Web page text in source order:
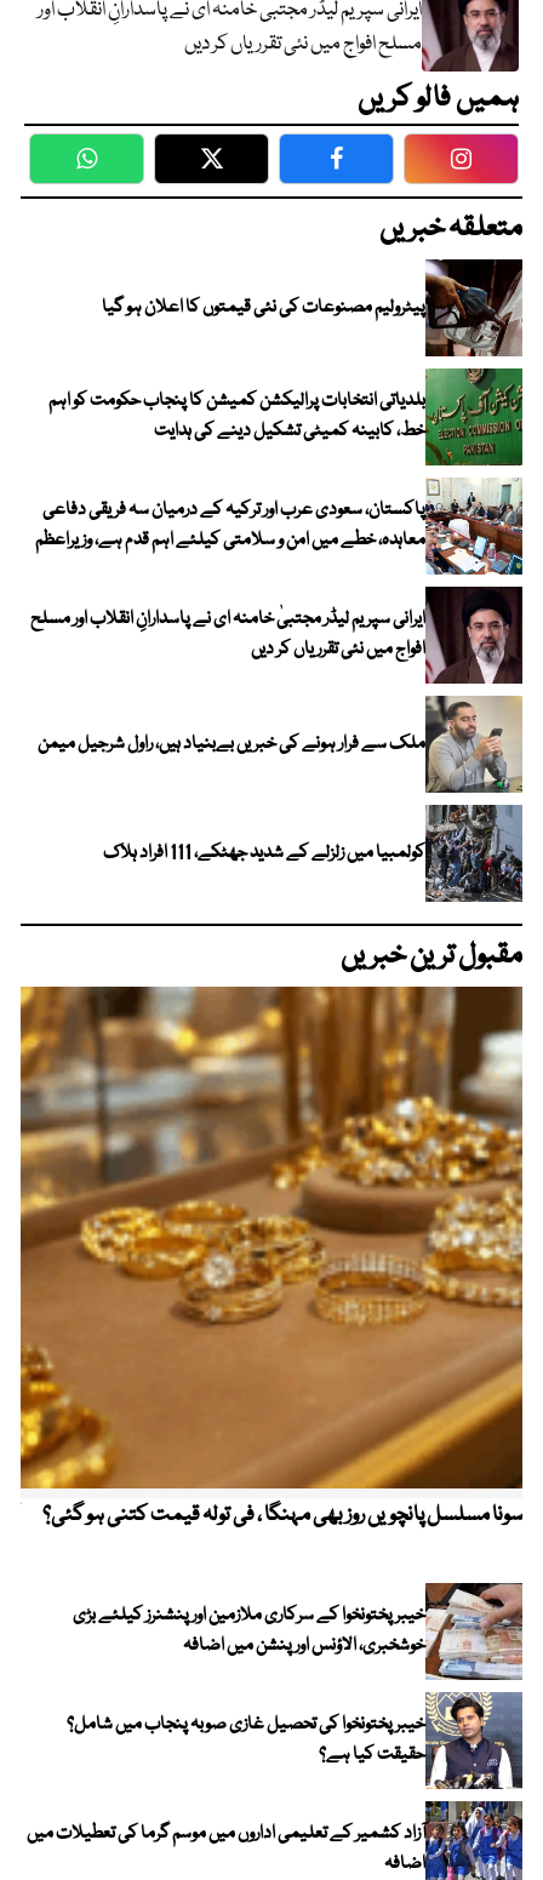
ایرانی سپریم لیڈر مجتبیٰ خامنہ ای نے پاسدارانِ انقلاب اور
مسلح افواج میں نئی تقرریاں کر دیں
ہمیں فالو کریں
WhatsApp Twitter Facebook
متعلقہ خبریں
پیٹرولیم مصنوعات کی نئی قیمتوں کا اعلان ہو گیا
بلدیاتی انتخابات پرالیکشن کمیشن کا پنجاب حکومت کو اہم
خط، کابینہ کمیٹی تشکیل دینے کی ہدایت
پاکستان، سعودی عرب اور ترکیہ کے درمیان سہ فریقی دفاعی
معاہدہ، خطے میں امن و سلامتی کیلئے اہم قدم ہے، وزیراعظم
ایرانی سپریم لیڈر مجتبیٰ خامنہ ای نے پاسدارانِ انقلاب اور مسلح
افواج میں نئی تقرریاں کر دیں
ملک سے فرار ہونے کی خبریں بےبنیاد ہیں، راول شرجیل میمن
کولمبیا میں زلزلے کے شدید جھٹکے، 111 افراد ہلاک
مقبول ترین خبریں
سونا مسلسل پانچویں روز بھی مہنگا ، فی تولہ قیمت کتنی ہو گئی؟
خیبرپختونخوا کے سرکاری ملازمین اور پنشنرز کیلئے بڑی
خوشخبری، الاؤنس اور پنشن میں اضافہ
خیبر پختونخوا کی تحصیل غازی صوبہ پنجاب میں شامل؟
حقیقت کیا ہے؟
آزاد کشمیر کے تعلیمی اداروں میں موسم گرما کی تعطیلات میں
اضافہ